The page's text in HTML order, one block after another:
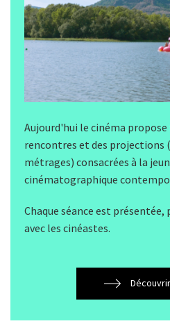
Aujourd'hui le cinéma
rencontres et des
métrages) consacrées à la
cinématographique
Chaque séance est présentée,
avec les cinéastes.